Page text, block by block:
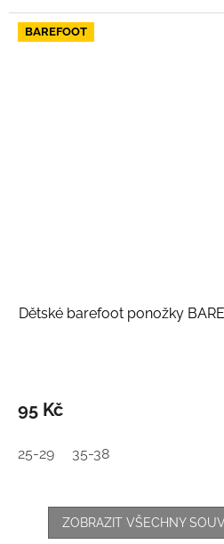
BAREFOOT
Dětské barefoot ponožky
95 Kč
25-29 35-38
ZOBRAZIT VŠECHNY